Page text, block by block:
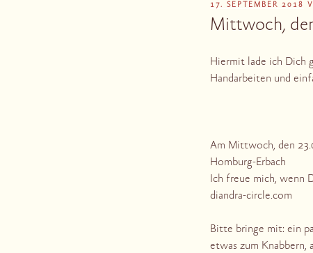
VERÖFFENTLICHT
17. SEPTEMBER 2018
Mittwoch,
Hiermit lade ich Dich
Handarbeiten und
Am Mittwoch, den
Homburg-Erbach
Ich freue mich, wenn
diandra-circle.com
Bitte bringe mit: ein
etwas zum